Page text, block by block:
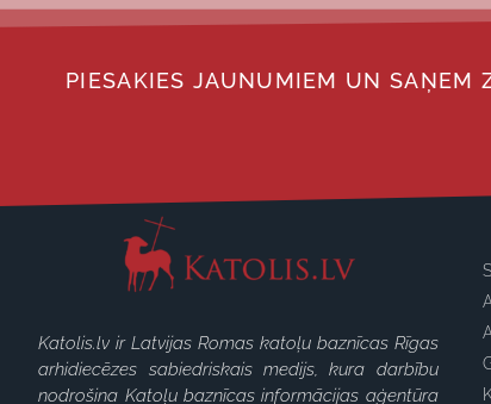
PIESAKIES JAUNUMIEM UN SAŅEM
Katolis.lv ir Latvijas Romas katoļu baznīcas Rīgas
arhidiecēzes sabiedriskais medijs, kura darbību
nodrošina Katoļu baznīcas informācijas aģentūra